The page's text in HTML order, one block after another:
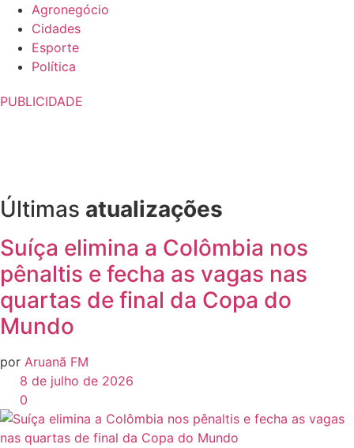
Agronegócio
Cidades
Esporte
Política
PUBLICIDADE
Últimas atualizações
Suíça elimina a Colômbia nos
pênaltis e fecha as vagas nas
quartas de final da Copa do
Mundo
por Aruanã FM
8 de julho de 2026
0